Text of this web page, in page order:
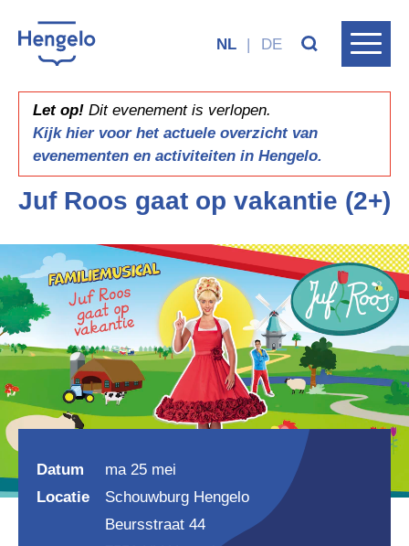
NL | DE
Let op! Dit evenement is verlopen.
Kijk hier voor het actuele overzicht van
evenementen en activiteiten in Hengelo.
Juf Roos gaat op vakantie (2+)
Datum
ma 25 mei
Locatie
Schouwburg Hengelo
Beursstraat 44